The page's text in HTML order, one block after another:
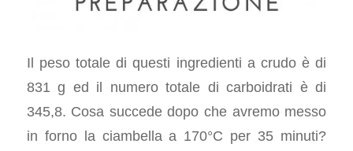
Il peso totale di questi ingredienti a crudo è di
831 g ed il numero totale di carboidrati è di
345,8. Cosa succede dopo che avremo messo
in forno la ciambella a 170°C per 35 minuti?